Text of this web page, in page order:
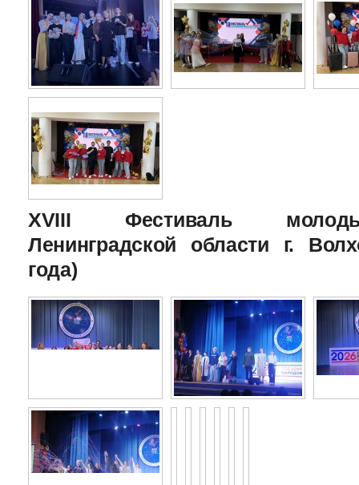
XVIII Фестиваль
Ленинградской области г.
года)